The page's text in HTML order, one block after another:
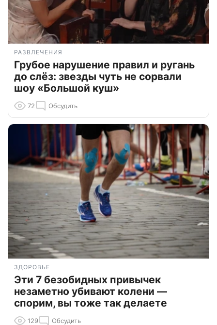
РАЗВЛЕЧЕНИЯ
Грубое нарушение правил и ругань
до слёз: звезды чуть не сорвали
шоу «Большой куш»
72 Обсудить
ЗДОРОВЬЕ
Эти 7 безобидных привычек
незаметно убивают колени —
спорим, вы тоже так делаете
129 Обсудить